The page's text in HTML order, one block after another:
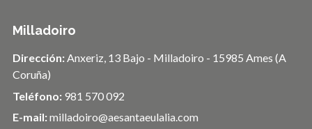
Milladoiro
Dirección:Anxeriz, 13 Bajo - Milladoiro - 15985 Ames (A
Coruña)
Teléfono: 981 570 092
E-mail:milladoiro@aesantaeulalia.com